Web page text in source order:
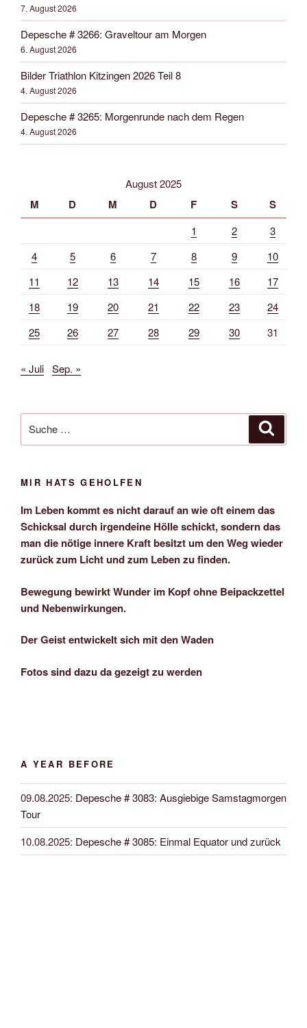
7. August 2026
Depesche # 3266: Graveltour am Morgen
6. August 2026
Bilder Triathlon Kitzingen 2026 Teil 8
4. August 2026
Depesche # 3265: Morgenrunde nach dem Regen
4. August 2026
August 2025
M D M D F S S
1 2
3
4
5 6 7 8 9
10
11
12 13 14 15 16
17
18
19 20 21 22 23
24
25
26 27 28 29 30 31
« Juli Sep. »
nach:
MIR HATS GEHOLFEN
Im Leben kommt es nicht darauf an wie oft einem das
Schicksal durch irgendeine Hölle schickt, sondern das
man die nötige innere Kraft besitzt um den Weg wieder
zurück zum Licht und zum Leben zu finden.
Bewegung bewirkt Wunder im Kopf ohne Beipackzettel
und Nebenwirkungen.
Der Geist entwickelt sich mit den Waden
Fotos sind dazu da gezeigt zu werden
A YEAR BEFORE
09.08.2025: Depesche # 3083: Ausgiebige Samstagmorgen
Tour
10.08.2025: Depesche # 3085: Einmal Equator und zurück